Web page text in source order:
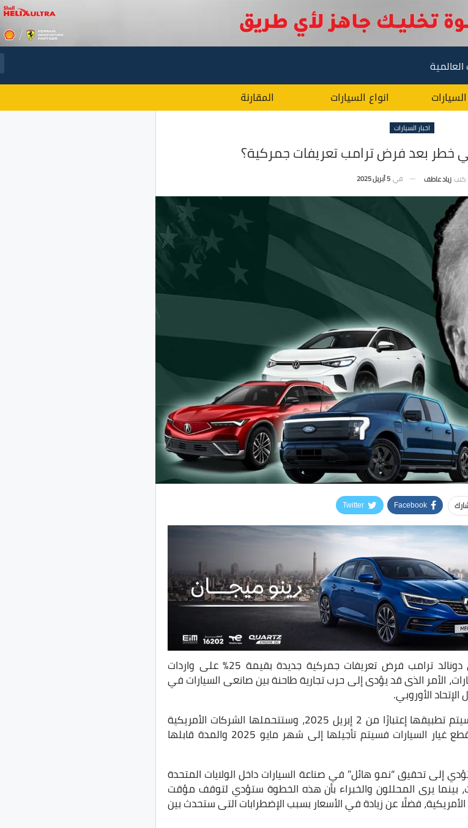
العالمية
انواع السيارات المقارنة
اخبار السيارات
خطر بعد فرض ترامب تعريفات جمركية؟
كتب زياد عاطف في 5 أبريل 2025
Facebook
Twitter
في خطوة متوقعة، أعلن الرئيس الأمريكي دونالد ترامب فرض تعريفات جمركية جديدة بقيمة 25% على واردات
الأمر الذى قد يؤدى إلى حرب تجارية طاحنة بين صانعى السيارات في
الأوروبي.
وأكد الرئيس الأمريكي بأن الرسوم الجديدة سيتم تطبيقها إعتبارًا من 2 إبريل 2025، وستتحملها الشركات الأمريكية
المستوردة للسيارات، أما فرض رسوم على قطع غيار السيارات فسيتم تأجيلها إلى شهر مايو 2025 والمدة قابلها
إلى تحقيق “نمو هائل” في صناعة السيارات داخل الولايات المتحدة
يرى المحللون والخبراء بأن هذه الخطوة ستؤدي لتوقف مؤقت
فضلًا عن زيادة في الأسعار بسبب الإضطرابات التى ستحدث بين